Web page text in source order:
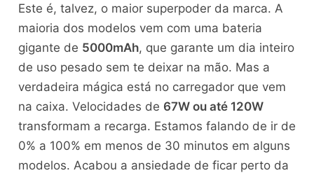
Este é, talvez, o maior superpoder da marca. A
maioria dos modelos vem com uma bateria
gigante de 5000mAh, que garante um dia inteiro
de uso pesado sem te deixar na mão. Mas a
verdadeira mágica está no carregador que vem
na caixa. Velocidades de 67W ou até 120W
transformam a recarga. Estamos falando de ir de
0% a 100% em menos de 30 minutos em alguns
modelos. Acabou a ansiedade de ficar perto da